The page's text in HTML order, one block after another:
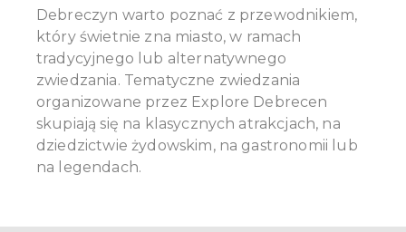
Debreczyn warto poznać z przewodnikiem,
który świetnie zna miasto, w ramach
tradycyjnego lub alternatywnego
zwiedzania. Tematyczne zwiedzania
organizowane przez Explore Debrecen
skupiają się na klasycznych atrakcjach, na
dziedzictwie żydowskim, na gastronomii lub
na legendach.